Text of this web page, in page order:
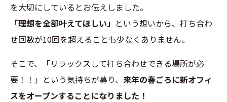
を大切にしているとお伝えしました。
「理想を全部叶えてほしい」 という想いから、打ち合わ
せ回数が10回を超えることも少なくありません。
そこで、「リラックスして打ち合わせできる場所が必
要！！」という気持ちが募り、 来年の春ごろに新オフィ
スをオープンすることになりました！